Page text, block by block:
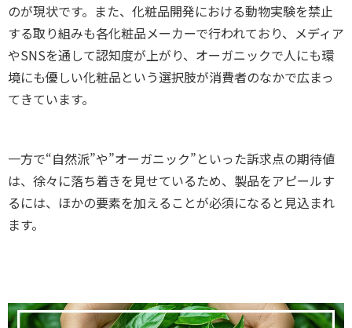
のが現状です。また、化粧品開発における動物実験を禁止
する取り組みも各化粧品メーカーで行われており、メディア
やSNSを通して認知度が上がり、オーガニックで人にも環
境にも優しい化粧品という選択肢が消費者のなかで広まっ
てきています。
一方で“自然派”や”オーガニック”といった訴求点の期待値
は、徐々に落ち着きを見せているため、製品をアピールす
るには、ほかの要素を加えることが必須になると見込まれ
ます。